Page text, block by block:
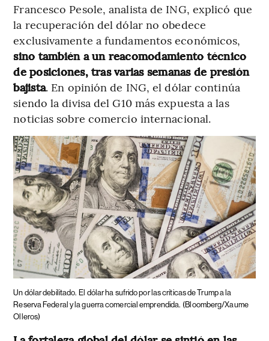
Francesco Pesole, analista de ING, explicó que
la recuperación del dólar no obedece
exclusivamente a fundamentos económicos,
sino también a un reacomodamiento técnico
de posiciones, tras varias semanas de presión
bajista. En opinión de ING, el dólar continúa
siendo la divisa del G10 más expuesta a las
noticias sobre comercio internacional.
Un dólar debilitado. El dólar ha sufrido por las críticas de Trump a la
Reserva Federal y la guerra comercial emprendida. (Bloomberg/Xaume
Olleros)